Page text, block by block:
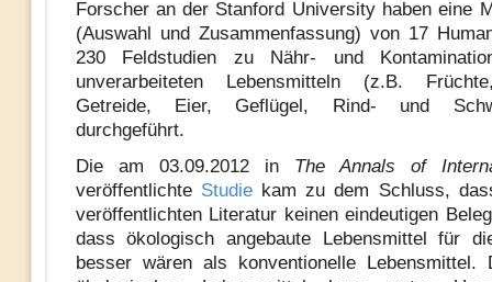
Forscher an der Stanford University haben eine
(Auswahl und Zusammenfassung) von 17
230 Feldstudien zu Nähr- und
unverarbeiteten Lebensmitteln (z.B.
Getreide, Eier, Geflügel, Rind- und
durchgeführt.
Die am 03.09.2012 in The Annals of
veröffentlichte Studiekam zu dem Schluss,
veröffentlichten Literatur keinen eindeutigen
dass ökologisch angebaute Lebensmittel für
besser wären als konventionelle Lebensmittel.